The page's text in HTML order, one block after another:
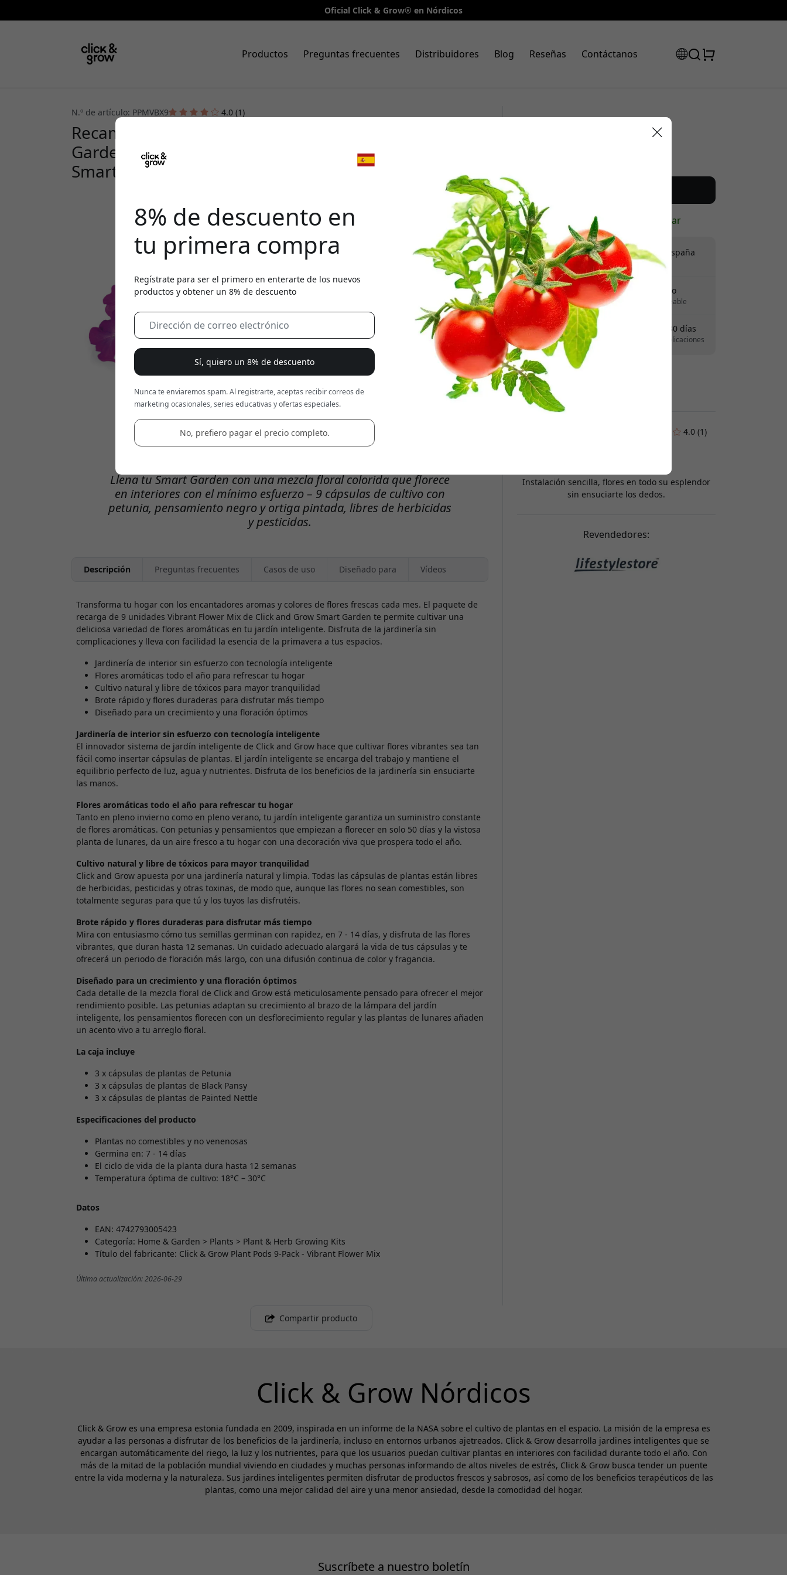
Oficial Click & Grow® en Nórdicos
Productos Preguntas frecuentes Distribuidores Blog Reseñas Contáctanos
N.º de artículo: PPMVBX9 4.0 (1)
Recambio de 9 cápsulas de cultivo Click & Grow Smart
Garden con petunia, pensamiento negro y cóleo para
Smart Garden
Llena tu Smart Garden con una mezcla floral colorida que florece
en interiores con el mínimo esfuerzo – 9 cápsulas de cultivo con
petunia, pensamiento negro y ortiga pintada, libres de herbicidas
y pesticidas.
Descripción Preguntas frecuentes Casos de uso Diseñado para Vídeos
Transforma tu hogar con los encantadores aromas y colores de flores frescas cada mes. El paquete de
recarga de 9 unidades Vibrant Flower Mix de Click and Grow Smart Garden te permite cultivar una
deliciosa variedad de flores aromáticas en tu jardín inteligente. Disfruta de la jardinería sin
complicaciones y lleva con facilidad la esencia de la primavera a tus espacios.
Jardinería de interior sin esfuerzo con tecnología inteligente
Flores aromáticas todo el año para refrescar tu hogar
Cultivo natural y libre de tóxicos para mayor tranquilidad
Brote rápido y flores duraderas para disfrutar más tiempo
Diseñado para un crecimiento y una floración óptimos
Jardinería de interior sin esfuerzo con tecnología inteligente
El innovador sistema de jardín inteligente de Click and Grow hace que cultivar flores vibrantes sea tan
fácil como insertar cápsulas de plantas. El jardín inteligente se encarga del trabajo y mantiene el
equilibrio perfecto de luz, agua y nutrientes. Disfruta de los beneficios de la jardinería sin ensuciarte
las manos.
Flores aromáticas todo el año para refrescar tu hogar
Tanto en pleno invierno como en pleno verano, tu jardín inteligente garantiza un suministro constante
de flores aromáticas. Con petunias y pensamientos que empiezan a florecer en solo 50 días y la vistosa
planta de lunares, da un aire fresco a tu hogar con una decoración viva que prospera todo el año.
Cultivo natural y libre de tóxicos para mayor tranquilidad
Click and Grow apuesta por una jardinería natural y limpia. Todas las cápsulas de plantas están libres
de herbicidas, pesticidas y otras toxinas, de modo que, aunque las flores no sean comestibles, son
totalmente seguras para que tú y los tuyos las disfrutéis.
Brote rápido y flores duraderas para disfrutar más tiempo
Mira con entusiasmo cómo tus semillas germinan con rapidez, en 7 - 14 días, y disfruta de las flores
vibrantes, que duran hasta 12 semanas. Un cuidado adecuado alargará la vida de tus cápsulas y te
ofrecerá un periodo de floración más largo, con una difusión continua de color y fragancia.
Diseñado para un crecimiento y una floración óptimos
Cada detalle de la mezcla floral de Click and Grow está meticulosamente pensado para ofrecer el mejor
rendimiento posible. Las petunias adaptan su crecimiento al brazo de la lámpara del jardín
inteligente, los pensamientos florecen con un desflorecimiento regular y las plantas de lunares añaden
un acento vivo a tu arreglo floral.
La caja incluye
3 x cápsulas de plantas de Petunia
3 x cápsulas de plantas de Black Pansy
3 x cápsulas de plantas de Painted Nettle
Especificaciones del producto
Plantas no comestibles y no venenosas
Germina en: 7 - 14 días
El ciclo de vida de la planta dura hasta 12 semanas
Temperatura óptima de cultivo: 18°C – 30°C
Datos
EAN: 4742793005423
Categoría: Home & Garden > Plants > Plant & Herb Growing Kits
Título del fabricante: Click & Grow Plant Pods 9-Pack - Vibrant Flower Mix
Última actualización: 2026-06-29
Precio recomendado
En stock - listo para enviar
Envío de 9.99 EUR en España
Sin tarifas ocultas
Entrega 7-11 agosto
Entrega rápida y rastreable
Derecho de devolución de 30 días
Devoluciones sencillas - sin complicaciones
4.0 (1)
Instalación sencilla, flores en todo su esplendor
sin ensuciarte los dedos.
Revendedores:
Compartir producto
Click & Grow Nórdicos
Click & Grow es una empresa estonia fundada en 2009, inspirada en un informe de la NASA sobre el cultivo de plantas en el espacio. La misión de la empresa es
ayudar a las personas a disfrutar de los beneficios de la jardinería, incluso en entornos urbanos ajetreados. Click & Grow desarrolla jardines inteligentes que se
encargan automáticamente del riego, la luz y los nutrientes, para que los usuarios puedan cultivar plantas en interiores con facilidad durante todo el año. Con
más de la mitad de la población mundial viviendo en ciudades y muchas personas informando de altos niveles de estrés, Click & Grow busca tender un puente
entre la vida moderna y la naturaleza. Sus jardines inteligentes permiten disfrutar de productos frescos y sabrosos, así como de los beneficios terapéuticos de las
plantas, como una mejor calidad del aire y una menor ansiedad, desde la comodidad del hogar.
Suscríbete a nuestro boletín
8% de descuento en
tu primera compra
Regístrate para ser el primero en enterarte de los nuevos
productos y obtener un 8% de descuento
Sí, quiero un 8% de descuento
Nunca te enviaremos spam. Al registrarte, aceptas recibir correos de
marketing ocasionales, series educativas y ofertas especiales.
No, prefiero pagar el precio completo.
descuento:
Usa este código en la caja para obtener 8% de descuento.